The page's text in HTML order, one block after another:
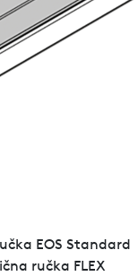
EOS Standard
ručka FLEX